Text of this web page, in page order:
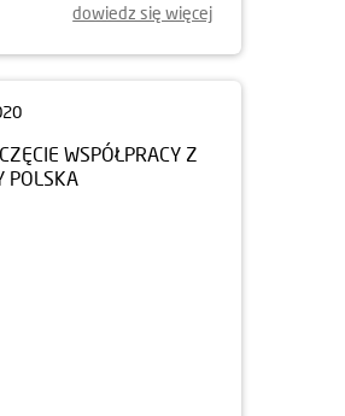
dowiedz się więcej